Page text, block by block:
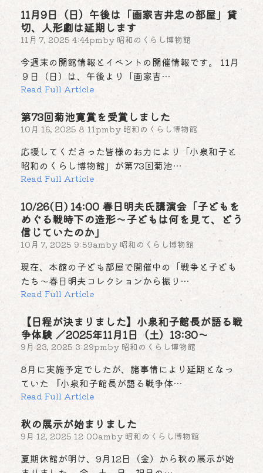
11月9日（日）午後は「画家吉井忠の部屋」貸
切、人形劇は延期します
11月 7, 2025 4:44pmby 昭和のくらし博物館
今週末の開館情報とイベントの開催情報です。 11月
９日（日）は、午後より「画家吉…
Read Full Article
第73回菊池寛賞を受賞しました
10月 16, 2025 8:11pmby 昭和のくらし博物館
応援してくださった皆様のお力により「小泉和子と
昭和のくらし博物館」が第73回菊池…
Read Full Article
10/26(日) 14:00 春日明夫氏講演会「子どもを
めぐる戦時下の造形～子どもは何を見て、どう
信じていたのか」
10月 7, 2025 9:59amby 昭和のくらし博物館
現在、本館の子ども部屋で開催中の「戦争と子ども
たち～春日明夫コレクションから振り…
Read Full Article
【日程が決まりました】小泉和子館長が語る戦
争体験 ／2025年11月1日（土）13:30～
9月 23, 2025 3:29pmby 昭和のくらし博物館
8月に実施予定でしたが、諸事情により延期となっ
ていた 『小泉和子館長が語る戦争体…
Read Full Article
秋の展示が始まりました
9月 12, 2025 12:00amby 昭和のくらし博物館
夏期休館が明け、9月12日（金）から秋の展示が始